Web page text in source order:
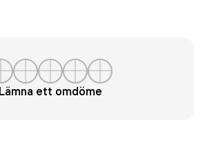
Lämna ett omdöme